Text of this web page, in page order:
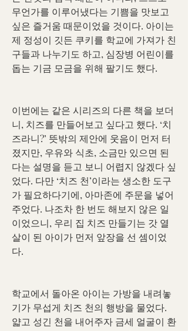
무언가를 이루어냈다는 기쁨을 맛보고
싶은 즐거움 때문이었을 것이다. 아이는
제 정성이 깃든 쿠키를 학교에 가져가 친
구들과 나누기도 하고, 심장병 어린이를
돕는 기금 모금을 위해 팔기도 했다.
이번에는 같은 시리즈의 다른 책을 보더
니, 치즈를 만들어보고 싶다고 했다. ‘치
즈라니?’ 뜻밖의 제안에 웃음이 먼저 터
졌지만, 우유와 식초, 소금만 있으면 된
다는 설명을 듣고 보니 어렵지 않겠다 싶
었다. 다만 ‘치즈 천’이라는 생소한 도구
가 필요하다기에, 아마존에 주문을 넣어
주었다. 나조차 한 번도 해보지 않은 일
이었으니, 우리 집 치즈 만들기는 갓 열
살이 된 아이가 먼저 앞장을 선 셈이었
다.
학교에서 돌아온 아이는 가방을 내려놓
기가 무섭게 치즈 천의 행방을 물었다.
얇고 성긴 천을 내어주자 금세 얼굴이 환